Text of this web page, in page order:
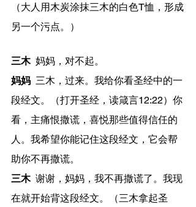
（大人用木炭涂抹三木的白色T恤，形成
另一个污点。）
三木 妈妈，对不起。
妈妈
段经文。（打开圣经，读箴言12:22）你
看，主痛恨撒谎，喜悦那些值得信任的
人。我希望你能记住这段经文，它会帮
助你不再撒谎。
三木 谢谢，妈妈，我不再撒谎了。我现
在就开始背这段经文。（三木拿起圣